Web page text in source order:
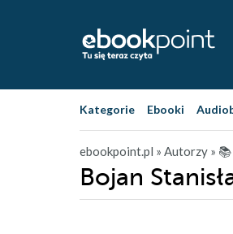
Kategorie Ebooki
ebookpoint.pl » Autorzy » 📚
Bojan